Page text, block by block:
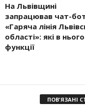
На Львівщині
запрацював чат-
«Гаряча лінія
області»: які в нього
функції
ПОВ'ЯЗАНІ